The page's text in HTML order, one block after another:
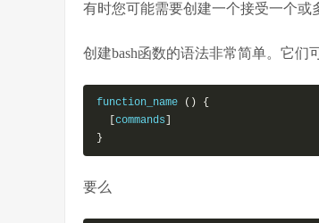
有时您可能需要创建一个接受一个或
创建bash函数的语法非常简单。它们
function_name ()
{
commands
}
要么